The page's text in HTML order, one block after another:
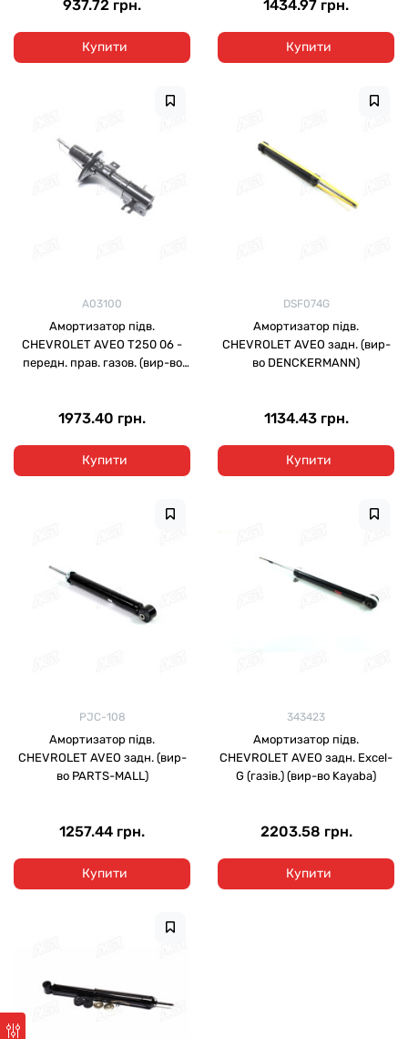
937.72 грн.
Купити
1434.97 грн.
Купити
A03100
Амортизатор підв.
CHEVROLET AVEO T250 06 -
передн. прав. газов. (вир-во
1973.40 грн.
Купити
DSF074G
Амортизатор підв.
CHEVROLET AVEO задн. (вир-
во DENCKERMANN)
1134.43 грн.
Купити
PJC-108
Амортизатор підв.
CHEVROLET AVEO задн. (вир-
во PARTS-MALL)
1257.44 грн.
Купити
343423
Амортизатор підв.
CHEVROLET AVEO задн. Excel-
G (газів.) (вир-во Kayaba)
2203.58 грн.
Купити